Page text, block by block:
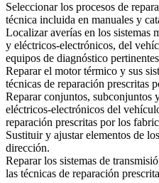
Seleccionar los procesos de
técnica incluida en manuales y
Localizar averías en los sistemas
y eléctricos-electrónicos, del
equipos de diagnóstico
Reparar el motor térmico y sus
técnicas de reparación prescritas
Reparar conjuntos, subconjuntos
eléctricos-electrónicos del
reparación prescritas por los
Sustituir y ajustar elementos de
dirección.
Reparar los sistemas de
las técnicas de reparación